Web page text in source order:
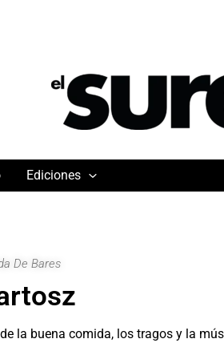
Ediciones
De Bares
la buena comida, los tragos y la